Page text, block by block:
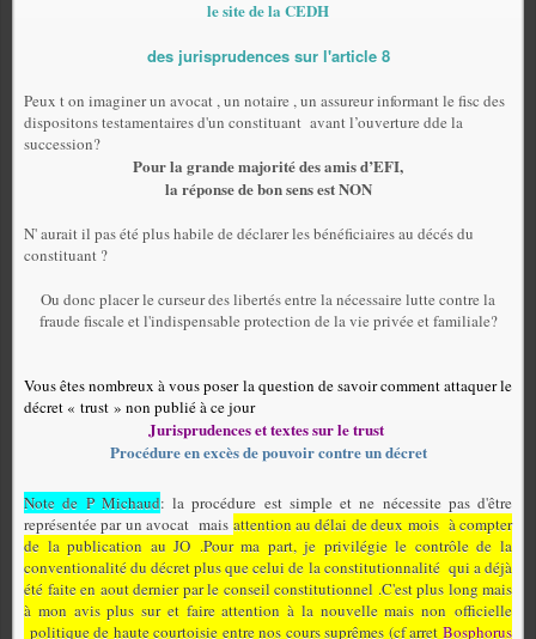
le site de la CEDH
des jurisprudences sur l'article 8
Peux t on imaginer un avocat , un notaire , un assureur informant le fisc des
dispositons testamentaires d'un constituant avant l’ouverture dde la
succession?
Pour la grande majorité des amis d’EFI,
la réponse de bon sens est NON
N' aurait il pas été plus habile de déclarer les bénéficiaires au décés du
constituant ?
Ou donc placer le curseur des libertés entre la nécessaire lutte contre la
fraude fiscale et l'indispensable protection de la vie privée et familiale?
Vous êtes nombreux à vous poser la question de savoir comment attaquer le
décret « trust » non publié à ce jour
Jurisprudences et textes sur le trust
Procédure en excès de pouvoir contre un décret
Note de P Michaud: la procédure est simple et ne nécessite pas d'être
représentée par un avocat mais attention au délai de deux mois à compter
de la publication au JO .Pour ma part, je privilégie le contrôle de la
conventionalité du décret plus que celui de la constitutionnalité qui a déjà
été faite en aout dernier par le conseil constitutionnel .C'est plus long mais
à mon avis plus sur et faire attention à la nouvelle mais non officielle
politique de haute courtoisie entre nos cours suprêmes (cf arret Bosphorus